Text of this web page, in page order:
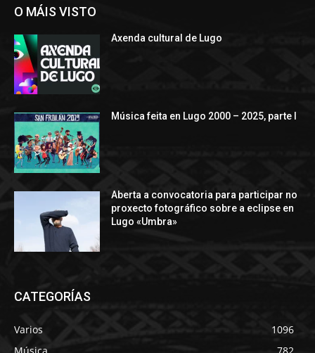
O MÁIS VISTO
Axenda cultural de Lugo
Música feita en Lugo 2000 – 2025, parte I
Aberta a convocatoria para participar no
proxecto fotográfico sobre a eclipse en
Lugo «Umbra»
CATEGORÍAS
Varios
1096